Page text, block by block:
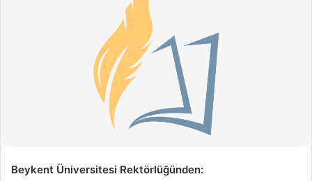
Beykent Üniversitesi Rektörlüğünden: